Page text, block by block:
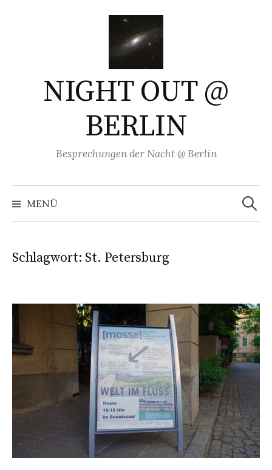
NIGHT OUT @
BERLIN
Besprechungen der Nacht @ Berlin
MENÜ
Suchen
nach:
Schlagwort: St. Petersburg